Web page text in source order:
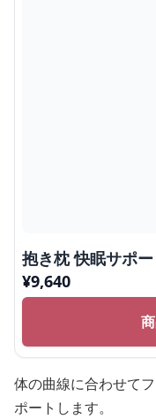
抱き枕 快眠サポ
¥9,640
体の曲線に合わせて
ポートします。